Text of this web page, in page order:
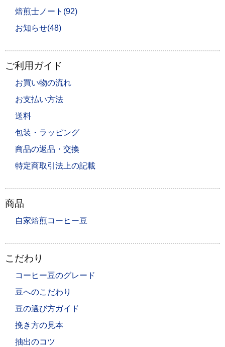
焙煎士ノート(92)
お知らせ(48)
ご利用ガイド
お買い物の流れ
お支払い方法
送料
包装・ラッピング
商品の返品・交換
特定商取引法上の記載
商品
自家焙煎コーヒー豆
こだわり
コーヒー豆のグレード
豆へのこだわり
豆の選び方ガイド
挽き方の見本
抽出のコツ